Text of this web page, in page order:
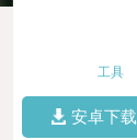
工具
安卓下载